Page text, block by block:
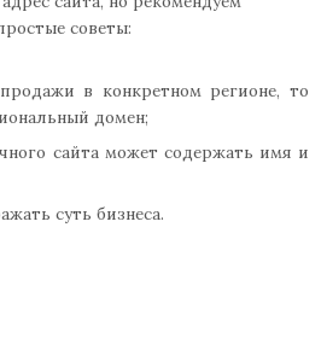
советы:
в конкретном регионе, то
домен;
сайта может содержать имя и
суть бизнеса.